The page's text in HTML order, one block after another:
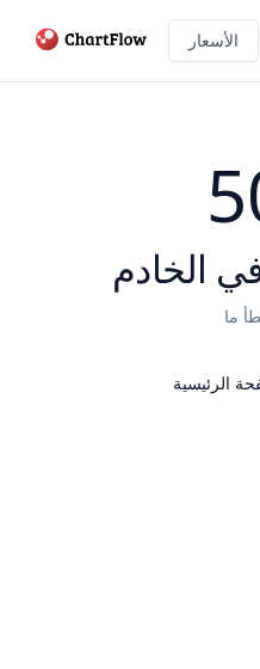
الأسعار
الخادم
ما
الرئيسية